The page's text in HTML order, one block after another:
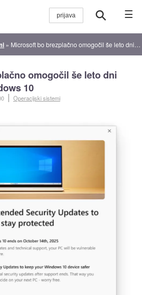
☰
» Microsoft bo brezplačno omogočil še leto dni popravkov za Windows 10
omogočil še leto dni
10
Operacijski sistemi